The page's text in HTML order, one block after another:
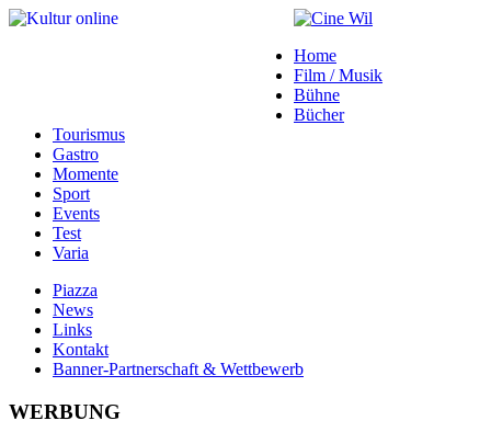
Home
Film / Musik
Bühne
Bücher
Tourismus
Gastro
Momente
Sport
Events
Test
Varia
Piazza
News
Links
Kontakt
Banner-Partnerschaft & Wettbewerb
WERBUNG